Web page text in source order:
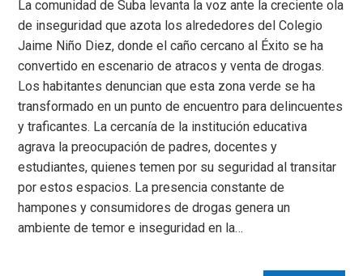
La comunidad de Suba levanta la voz ante la creciente ola
de inseguridad que azota los alrededores del Colegio
Jaime Niño Diez, donde el caño cercano al Éxito se ha
convertido en escenario de atracos y venta de drogas.
Los habitantes denuncian que esta zona verde se ha
transformado en un punto de encuentro para delincuentes
y traficantes. La cercanía de la institución educativa
agrava la preocupación de padres, docentes y
estudiantes, quienes temen por su seguridad al transitar
por estos espacios. La presencia constante de
hampones y consumidores de drogas genera un
ambiente de temor e inseguridad en la…